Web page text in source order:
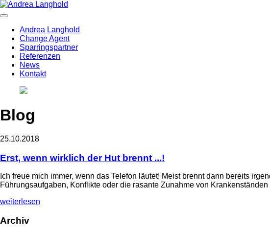
Andrea Langhold
Change Agent
Sparringspartner
Referenzen
News
Kontakt
Blog
25.10.2018
Erst, wenn wirklich der Hut brennt ...!
Ich freue mich immer, wenn das Telefon läutet! Meist brennt dann bereits
Führungsaufgaben, Konflikte oder die rasante Zunahme von
weiterlesen
Archiv